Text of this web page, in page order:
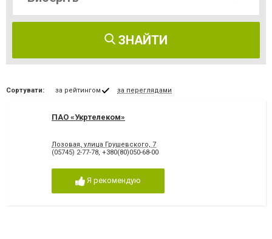
ЗНАЙТИ
Сортувати: за рейтингом за переглядами
ПАО «Укртелеком»
Лозовая, улица Грушевского, 7
(05745) 2-77-78, +380(80)050-68-00
Я рекомендую